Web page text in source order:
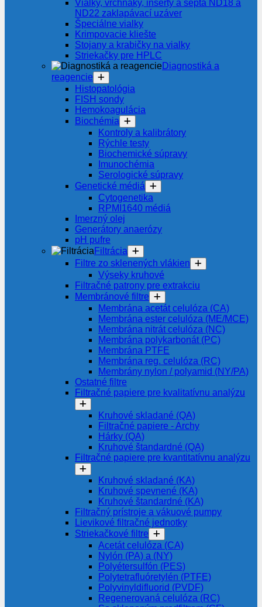
Vialky, vrchnáky, inserty a septá ND18 a
ND22 zaklapávací uzáver
Špeciálne vialky
Krimpovacie kliešte
Stojany a krabičky na vialky
Striekačky pre HPLC
Diagnostiká a
reagencie
Histopatológia
FISH sondy
Hemokoagulácia
Biochémia
Kontroly a kalibrátory
Rýchle testy
Biochemické súpravy
Imunochémia
Serologické súpravy
Genetické médiá
Cytogenetika
RPMI1640 médiá
Imerzný olej
Generátory anaerózy
pH pufre
Filtrácia
Filtre zo sklenených vlákien
Výseky kruhové
Filtračné patrony pre extrakciu
Membránové filtre
Membrána acetát celulóza (CA)
Membrána ester celulóza (ME/MCE)
Membrána nitrát celulóza (NC)
Membrána polykarbonát (PC)
Membrána PTFE
Membrána reg. celulóza (RC)
Membrány nylon / polyamid (NY/PA)
Ostatné filtre
Filtračné papiere pre kvalitatívnu analýzu
Kruhové skladané (QA)
Filtračné papiere - Archy
Hárky (QA)
Kruhové štandardné (QA)
Filtračné papiere pre kvantitatívnu analýzu
Kruhové skladané (KA)
Kruhové spevnené (KA)
Kruhové štandardné (KA)
Filtračný prístroje a vákuové pumpy
Lievikové filtračné jednotky
Striekačkové filtre
Acetát celulóza (CA)
Nylón (PA) a (NY)
Polyétersulfón (PES)
Polytetrafluóretylén (PTFE)
Polyvinyldifluorid (PVDF)
Regenerovaná celulóza (RC)